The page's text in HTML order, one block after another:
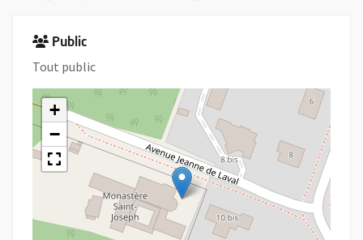
Public
Tout public
+
−